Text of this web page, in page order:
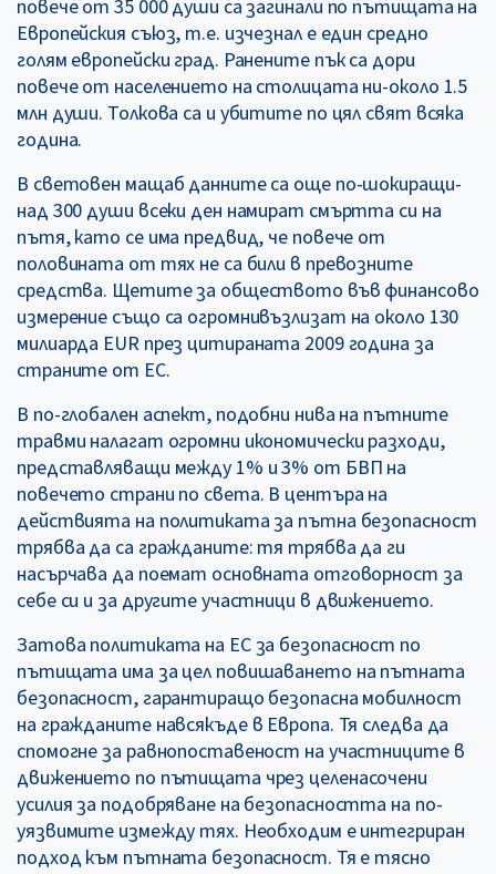
повече от 35 000 души са загинали по пътищата на
Европейския съюз, т.е. изчезнал е един средно
голям европейски град. Ранените пък са дори
повече от населението на столицата ни-около 1.5
млн души. Толкова са и убитите по цял свят всяка
година.
В световен мащаб данните са още по-шокиращи-
над 300 души всеки ден намират смъртта си на
пътя, като се има предвид, че повече от
половината от тях не са били в превозните
средства. Щетите за обществото във финансово
измерение също са огромнивъзлизат на около 130
милиарда EUR през цитираната 2009 година за
страните от ЕС.
В по-глобален аспект, подобни нива на пътните
травми налагат огромни икономически разходи,
представляващи между 1% и 3% от БВП на
повечето страни по света. В центъра на
действията на политиката за пътна безопасност
трябва да са гражданите: тя трябва да ги
насърчава да поемат основната отговорност за
себе си и за другите участници в движението.
Затова политиката на ЕС за безопасност по
пътищата има за цел повишаването на пътната
безопасност, гарантиращо безопасна мобилност
на гражданите навсякъде в Европа. Тя следва да
спомогне за равнопоставеност на участниците в
движението по пътищата чрез целенасочени
усилия за подобряване на безопасността на по-
уязвимите измежду тях. Необходим е интегриран
подход към пътната безопасност. Тя е тясно